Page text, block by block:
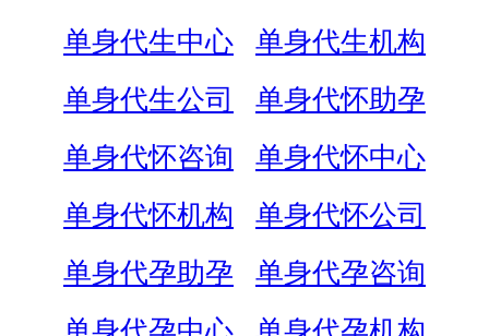
单身代生中心
单身代生机构
单身代生公司
单身代怀助孕
单身代怀咨询
单身代怀中心
单身代怀机构
单身代怀公司
单身代孕助孕
单身代孕咨询